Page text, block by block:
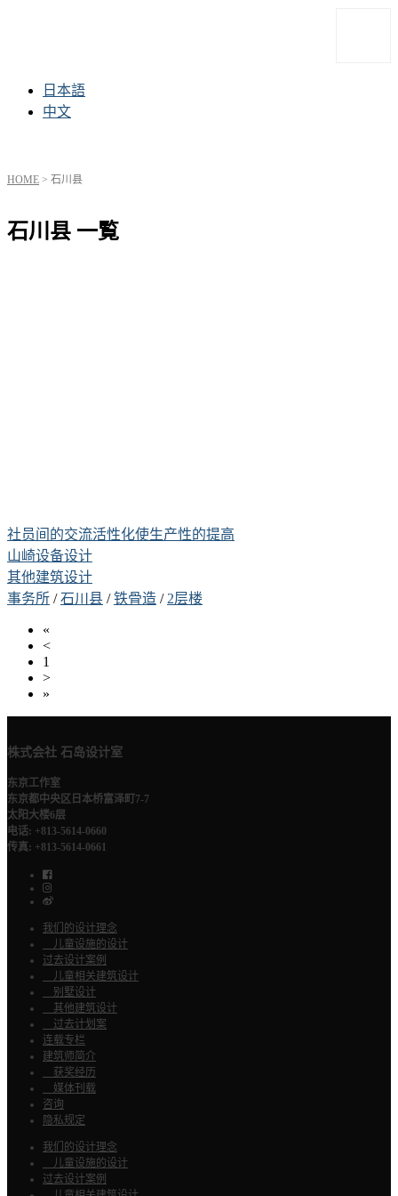
日本語
中文
HOME > 石川县
石川县 一覧
社员间的交流活性化使生产性的提高
山崎设备设计
其他建筑设计
事务所 /石川县 /铁骨造 / 2层楼
«
<
1
>
»
株式会社 石岛设计室
东京工作室
东京都中央区日本桥富泽町7-7
太阳大楼6层
电话: +813-5614-0660
传真: +813-5614-0661
我们的设计理念
儿童设施的设计
过去设计案例
儿童相关建筑设计
别墅设计
其他建筑设计
过去计划案
连载专栏
建筑师简介
获奖经历
媒体刊载
咨询
隐私规定
我们的设计理念
儿童设施的设计
过去设计案例